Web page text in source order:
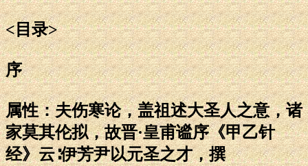
<目录>
序
属性：夫伤寒论，盖祖述大圣人之意，诸
家莫其伦拟，故晋·皇甫谧序《甲乙针
经》云∶伊芳尹以元圣之才，撰